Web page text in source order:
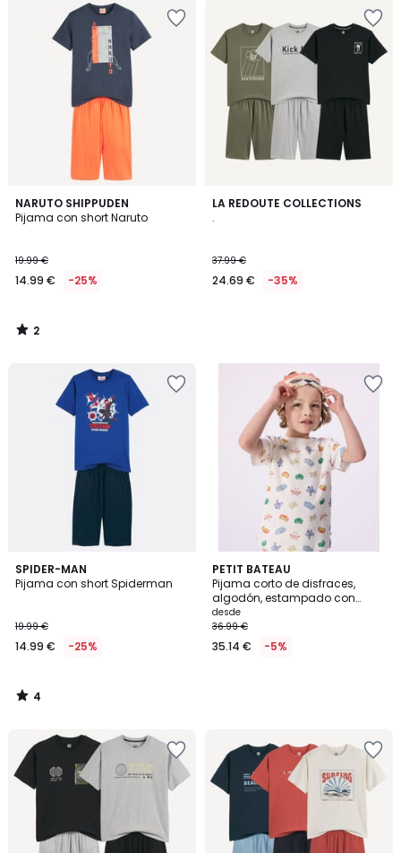
NARUTO SHIPPUDEN
Pijama con short Naruto
19.99 €
14.99 € -25%
2
/
2
/
LA REDOUTE COLLECTIONS
.
37.99 €
24.69 € -35%
SPIDER-MAN
Pijama con short Spiderman
19.99 €
14.99 € -25%
4
/
4
/
PETIT BATEAU
Pijama corto de disfraces,
algodón, estampado con
animales
desde
36.99 €
35.14 € -5%